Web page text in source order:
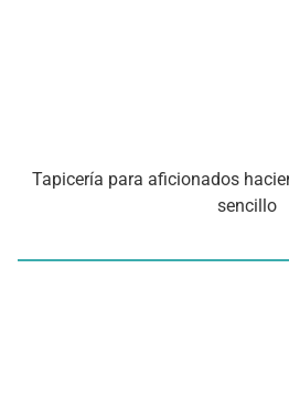
Tapicería para aficionados
sencillo